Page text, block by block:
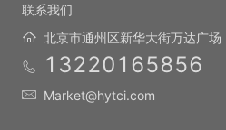
联系我们
北京市通州区新华大街万达广
13220165856
Market@hytci.com